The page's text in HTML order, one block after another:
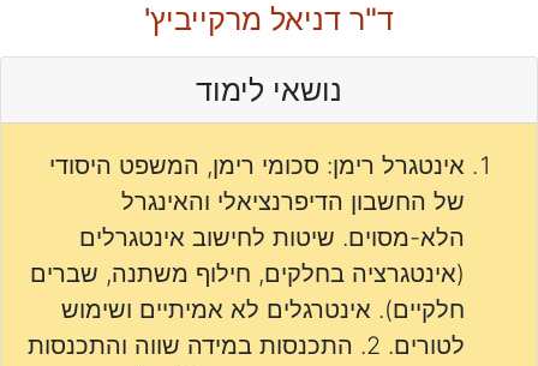
ד"ר דניאל מרקייביץ'
נושאי לימוד
אינטגרל רימן: סכומי רימן, המשפט היסודי
של החשבון הדיפרנציאלי והאינגרל
הלא-מסוים. שיטות לחישוב אינטגרלים
(אינטגרציה בחלקים, חילוף משתנה, שברים
חלקיים). אינטרגלים לא אמיתיים ושימוש
לטורים. 2. התכנסות במידה שווה והתכנסות